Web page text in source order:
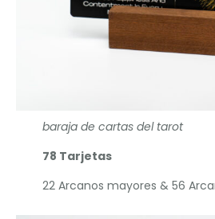
baraja de cartas del tarot
78 Tarjetas
22 Arcanos mayores & 56